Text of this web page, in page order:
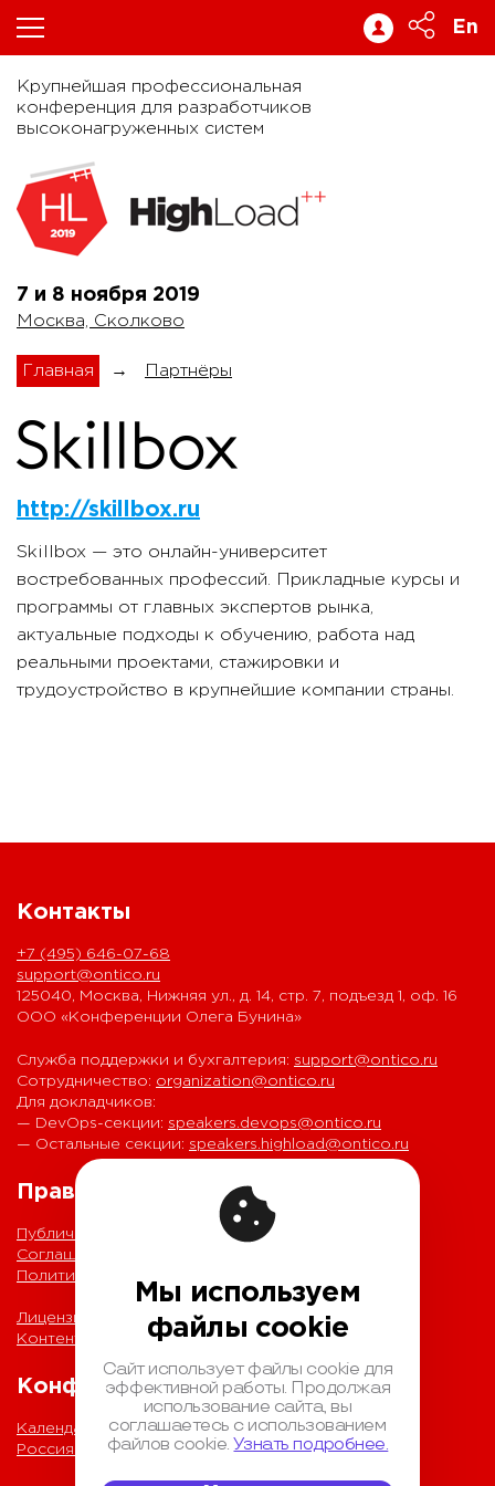
En
Крупнейшая профессиональная
конференция для разработчиков
высоконагруженных систем
7 и 8 ноября 2019
Москва, Сколково
Главная → Партнёры
http://skillbox.ru
Skillbox — это онлайн-университет
востребованных профессий. Прикладные курсы и
программы от главных экспертов рынка,
актуальные подходы к обучению, работа над
реальными проектами, стажировки и
трудоустройство в крупнейшие компании страны.
Контакты
+7 (495) 646-07-68
support@ontico.ru
125040, Москва, Нижняя ул., д. 14, стр. 7, подъезд 1, оф. 16
ООО «Конференции Олега Бунина»
Служба поддержки и бухгалтерия: support@ontico.ru
Сотрудничество: organization@ontico.ru
Для докладчиков:
— DevOps-секции: speakers.devops@ontico.ru
— Остальные секции: speakers.highload@ontico.ru
Конференции
Календарь
Россия IV
Правовая информация
Публичная оферта
Соглашение на обработку персональных данных
Политика обработки персональных данных
Лицензионный договор с Автором
Контентная политика конференции
Мы используем
файлы cookie
Сайт использует файлы cookie для
эффективной работы. Продолжая
использование сайта, вы
соглашаетесь с использованием
файлов cookie.Узнать подробнее.